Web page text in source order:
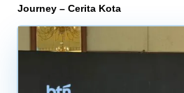
Journey – Cerita Kota